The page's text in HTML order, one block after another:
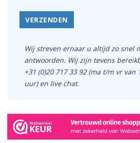
VERZENDEN
Wij streven ernaar u altijd zo snel
antwoorden. Wij zijn tevens
+31 (0)20 717 33 92 (ma t/m vr van
uur) en live chat.